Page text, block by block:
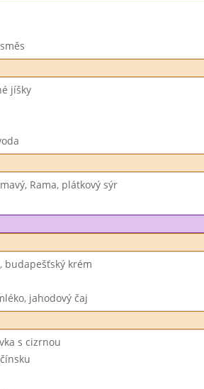
jíšky
Rama, plátkový sýr
budapešťský krém
jahodový čaj
s cizrnou